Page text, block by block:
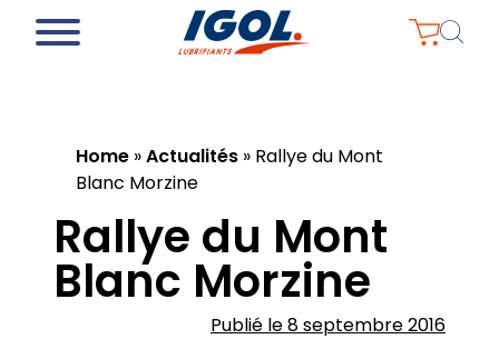
Home »Actualités » Rallye du Mont
Blanc Morzine
Rallye du Mont
Blanc Morzine
Publié le 8 septembre 2016